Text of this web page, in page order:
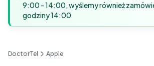
9:00 - 14:00, wyślemy również
godziny 14:00
DoctorTel Apple